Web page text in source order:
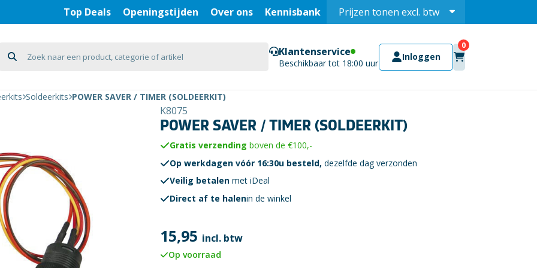
Top Deals Openingstijden Over ons Kennisbank Prijzen tonen excl. btw
Klantenservice
Beschikbaar tot 18:00 uur
Inloggen
Soldeerkits POWER SAVER / TIMER (SOLDEERKIT)
K8075
POWER SAVER / TIMER (SOLDEERKIT)
Gratis verzending boven de €100,-
Op werkdagen vóór 16:30u besteld, dezelfde dag verzonden
Veilig betalenmet iDeal
Direct af te halenin de winkel
15,95 incl. btw
Op voorraad